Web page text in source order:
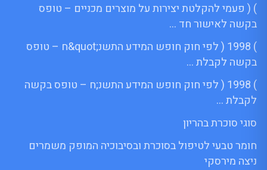
) ( פעמי להקלטת יצירות על מוצרים מכניים – טופס
בקשה לאישור חד …
) 1998 ( לפי חוק חופש המידע התשנ;quot&ח – טופס
בקשה לקבלת …
) 1998 ( לפי חוק חופש המידע התשנ;ח – טופס בקשה
לקבלת …
סוגי סוכרת בהריון
חומר טבעי לטיפול בסוכרת ובסיבוכיה המופק משמרים
ניצה מירסקי